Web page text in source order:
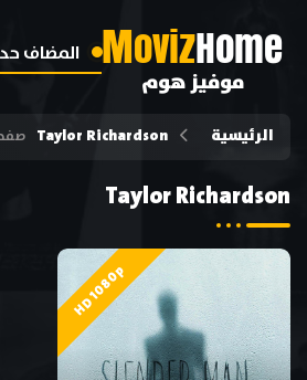
MovizHome
موفيز هوم
المضاف
الرئيسية Taylor Richardson
Taylor Richardson
HD 1080p